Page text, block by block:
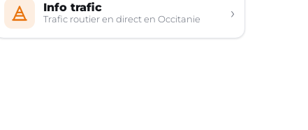
Info trafic
Trafic routier en direct en Occitanie ›